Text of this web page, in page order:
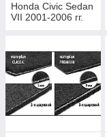
Honda Civic Sedan
VII 2001-2006 гг.